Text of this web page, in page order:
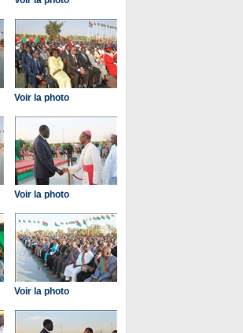
Voir la photo
Voir la photo
Voir la photo